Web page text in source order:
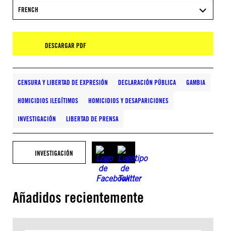
FRENCH
DESCARGAR PDF
CENSURA Y LIBERTAD DE EXPRESIÓN DECLARACIÓN PÚBLICA GAMBIA
HOMICIDIOS ILEGÍTIMOS HOMICIDIOS Y DESAPARICIONES
INVESTIGACIÓN LIBERTAD DE PRENSA
INVESTIGACIÓN
Añadidos recientemente